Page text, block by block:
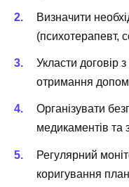
Визначити
(психотерапевт,
Укласти договір
отримання
Організувати
медикаментів та
Регулярний
коригування